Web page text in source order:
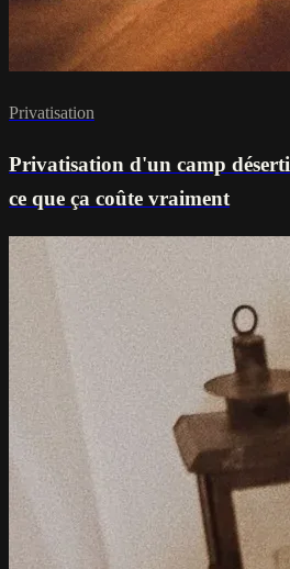
Privatisation
Privatisation d'un camp
ce que ça coûte vraiment